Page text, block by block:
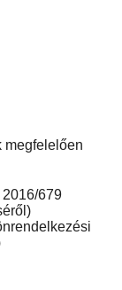
megfelelően
2016/679